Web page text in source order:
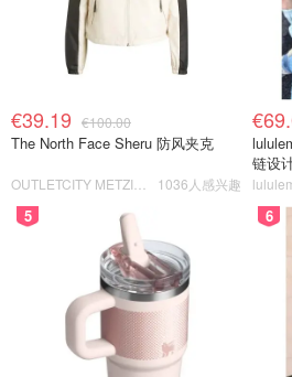
€39.19 €100.00
The North Face Sheru 防风夹克
1036人感兴趣
链设
5 6